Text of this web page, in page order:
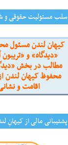
سلب مسئولیت حقوقی و
کیهان لندن مسئول
«دیدگاه» و
مطالب در بخش
محفوظ کیهان
اقامت و
پشتیبانی مالی از کیهانِ